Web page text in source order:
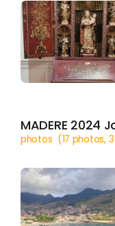
MADERE 2024
photos (17 photos,